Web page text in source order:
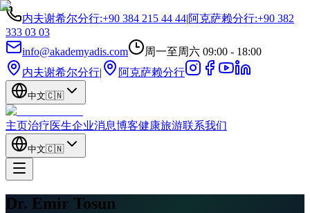
内夫谢希尔分行:+90 384 215 44 44|阿克萨赖分行:+90 382
333 03 03
info@akademyadis.com
周一至周六 09:00 - 18:00
内夫谢希尔分行| 阿克萨赖分行
中文🇨🇳
主页治疗医生企业消息博客健康旅游联系我们
中文🇨🇳
Dr. Emir Tosun